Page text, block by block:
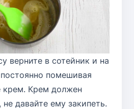
верните в сотейник и на
помешивая
крем. Крем должен
не давайте ему закипеть.